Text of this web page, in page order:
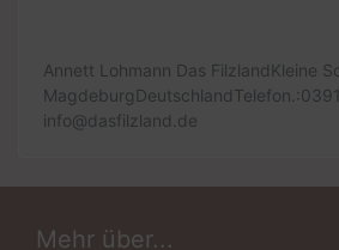
Annett Lohmann Das FilzlandKleine
info@dasfilzland.de
Mehr über...